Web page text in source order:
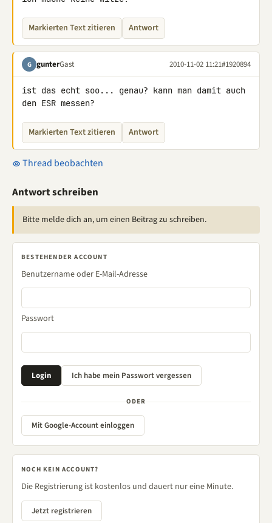
Markierten Text zitieren Antwort
G gunterGast 2010-11-02 11:21#1920894
ist das echt soo... genau? kann man damit auch
den ESR messen?
Markierten Text zitieren Antwort
Thread beobachten
Antwort schreiben
Bitte melde dich an, um einen Beitrag zu schreiben.
BESTEHENDER ACCOUNT
Benutzername oder E-Mail-Adresse
Passwort
ODER
Mit Google-Account einloggen
NOCH KEIN ACCOUNT?
Die Registrierung ist kostenlos und dauert nur eine Minute.
Jetzt registrieren